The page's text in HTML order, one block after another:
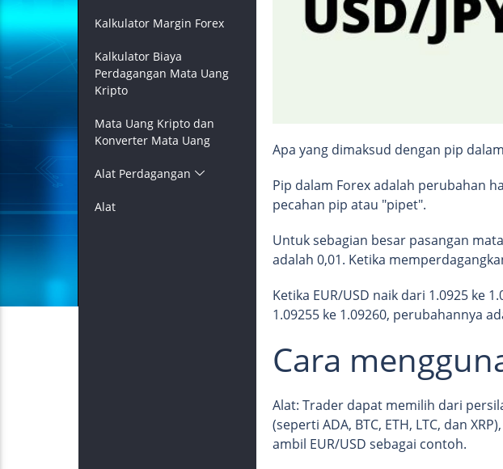
Kalkulator Margin Forex
Kalkulator Biaya
Perdagangan Mata Uang
Kripto
Mata Uang Kripto dan
Konverter Mata Uang
Alat Perdagangan
Alat
Apa yang dimaksud dengan pip
Pip dalam Forex adalah perubahan
pecahan pip atau "pipet".
Untuk sebagian besar pasangan
adalah 0,01. Ketika
Ketika EUR/USD naik dari 1.0925 ke
1.09255 ke 1.09260, perubahannya
Cara
Alat: Trader dapat memilih dari
(seperti ADA, BTC, ETH, LTC, dan
ambil EUR/USD sebagai contoh.